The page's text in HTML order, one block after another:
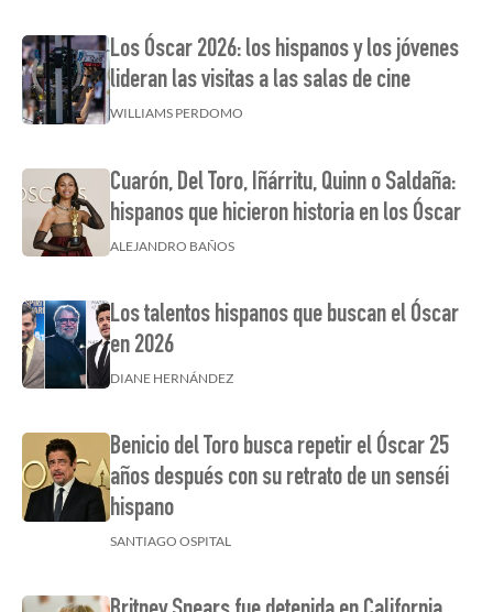
Los Óscar 2026: los hispanos y los jóvenes
lideran las visitas a las salas de cine
WILLIAMS PERDOMO
Cuarón, Del Toro, Iñárritu, Quinn o Saldaña:
hispanos que hicieron historia en los Óscar
ALEJANDRO BAÑOS
Los talentos hispanos que buscan el Óscar
en 2026
DIANE HERNÁNDEZ
Benicio del Toro busca repetir el Óscar 25
años después con su retrato de un senséi
hispano
SANTIAGO OSPITAL